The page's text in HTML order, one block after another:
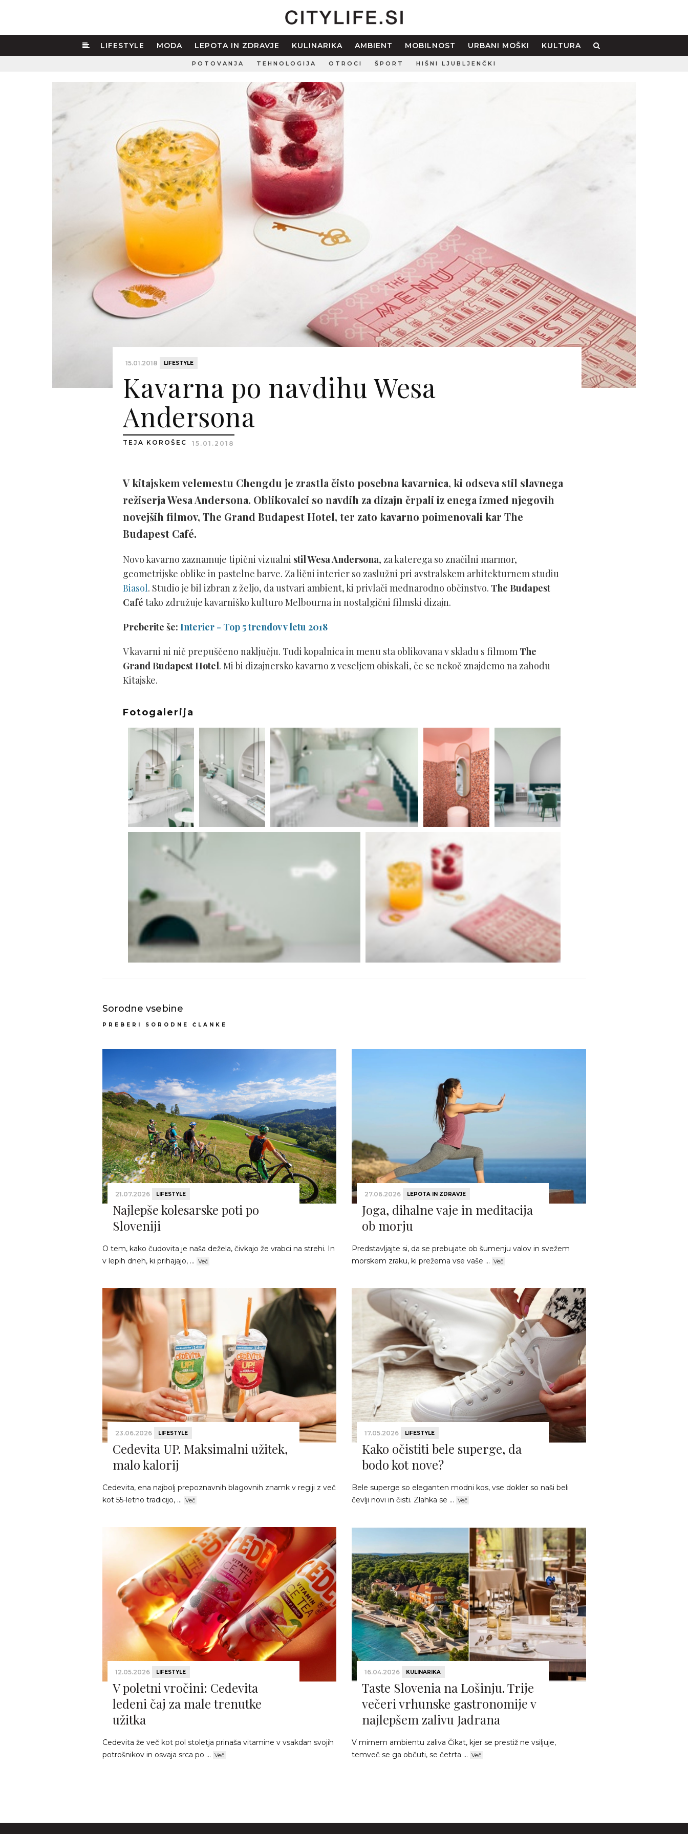
LIFESTYLE MODA LEPOTA IN ZDRAVJE KULINARIKA AMBIENT MOBILNOST URBANI MOŠKI KULTURA
POTOVANJA TEHNOLOGIJA OTROCI ŠPORT HIŠNI LJUBLJENČKI
15.01.2018 LIFESTYLE
Kavarna po navdihu Wesa
Andersona
TEJA KOROŠEC 15.01.2018
V kitajskem velemestu Chengdu je zrastla čisto posebna kavarnica, ki odseva stil slavnega
režiserja Wesa Andersona. Oblikovalci so navdih za dizajn črpali iz enega izmed njegovih
novejših filmov, The Grand Budapest Hotel, ter zato kavarno poimenovali kar The
Budapest Café.
Novo kavarno zaznamuje tipični vizualni stil Wesa Andersona, za katerega so značilni marmor,
geometrijske oblike in pastelne barve. Za lični interier so zaslužni pri avstralskem arhitekturnem studiu
Biasol. Studio je bil izbran z željo, da ustvari ambient, ki privlači mednarodno občinstvo. The Budapest
Café tako združuje kavarniško kulturo Melbourna in nostalgični filmski dizajn.
Preberite še: Interier - Top 5 trendov v letu 2018
V kavarni ni nič prepuščeno naključju. Tudi kopalnica in menu sta oblikovana v skladu s filmom The
Grand Budapest Hotel. Mi bi dizajnersko kavarno z veseljem obiskali, če se nekoč znajdemo na zahodu
Kitajske.
Fotogalerija
Sorodne vsebine
PREBERI SORODNE ČLANKE
21.07.2026 LIFESTYLE
Najlepše kolesarske poti po
Sloveniji
O tem, kako čudovita je naša dežela, čivkajo že vrabci na strehi. In
v lepih dneh, ki prihajajo, ... Več
27.06.2026 LEPOTA IN ZDRAVJE
Joga, dihalne vaje in meditacija
ob morju
Predstavljajte si, da se prebujate ob šumenju valov in svežem
morskem zraku, ki prežema vse vaše ... Več
23.06.2026 LIFESTYLE
Cedevita UP. Maksimalni užitek,
malo kalorij
Cedevita, ena najbolj prepoznavnih blagovnih znamk v regiji z več
kot 55-letno tradicijo, ... Več
17.05.2026 LIFESTYLE
Kako očistiti bele superge, da
bodo kot nove?
Bele superge so eleganten modni kos, vse dokler so naši beli
čevlji novi in čisti. Zlahka se ... Več
12.05.2026 LIFESTYLE
V poletni vročini: Cedevita
ledeni čaj za male trenutke
užitka
Cedevita že več kot pol stoletja prinaša vitamine v vsakdan svojih
potrošnikov in osvaja srca po ... Več
16.04.2026 KULINARIKA
Taste Slovenia na Lošinju. Trije
večeri vrhunske gastronomije v
najlepšem zalivu Jadrana
V mirnem ambientu zaliva Čikat, kjer se prestiž ne vsiljuje,
temveč se ga občuti, se četrta ... Več